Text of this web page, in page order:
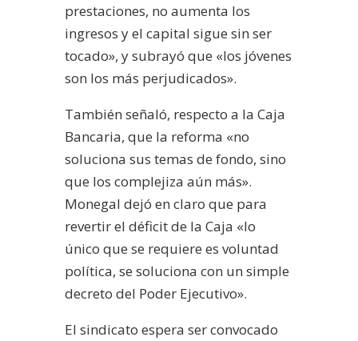
prestaciones, no aumenta los
ingresos y el capital sigue sin ser
tocado», y subrayó que «los jóvenes
son los más perjudicados».
También señaló, respecto a la Caja
Bancaria, que la reforma «no
soluciona sus temas de fondo, sino
que los complejiza aún más».
Monegal dejó en claro que para
revertir el déficit de la Caja «lo
único que se requiere es voluntad
política, se soluciona con un simple
decreto del Poder Ejecutivo».
El sindicato espera ser convocado